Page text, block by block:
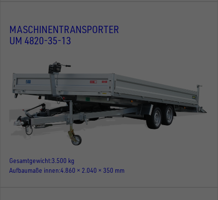
MASCHINENTRANSPORTER
UM 4820-35-13
Gesamtgewicht3.500 kg
Aufbaumaße innen 4.860 × 2.040 × 350 mm